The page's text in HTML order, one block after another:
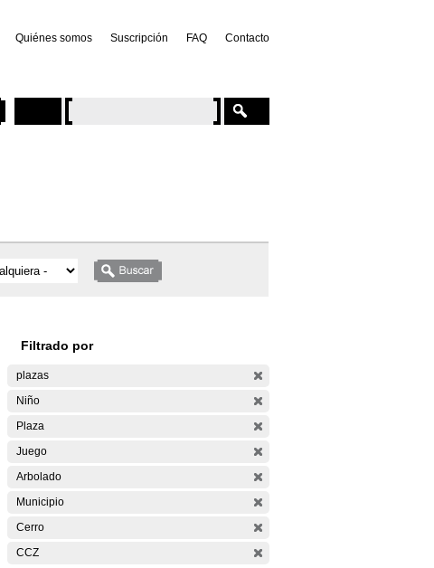
Quiénes somos Suscripción FAQ Contacto
Filtrado por
plazas
Niño
Plaza
Juego
Arbolado
Municipio
Cerro
CCZ